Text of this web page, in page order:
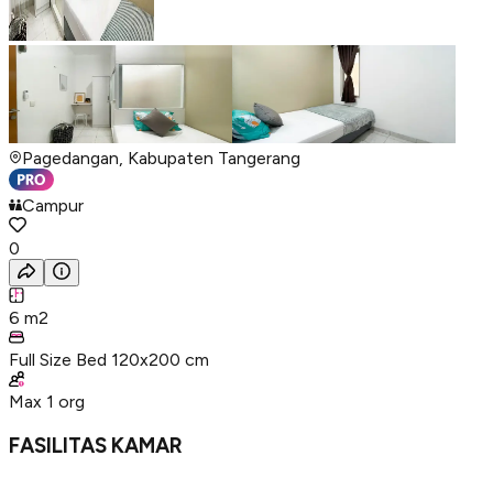
Pagedangan, Kabupaten Tangerang
Campur
0
6 m2
Full Size Bed 120x200 cm
Max 1 org
FASILITAS KAMAR